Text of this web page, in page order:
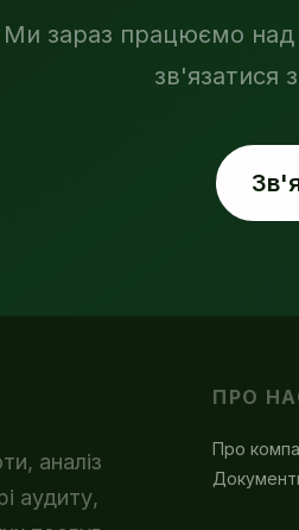
Ми зараз працюємо над
зв'язатися
аналіз
аудиту,
ПРО
Про